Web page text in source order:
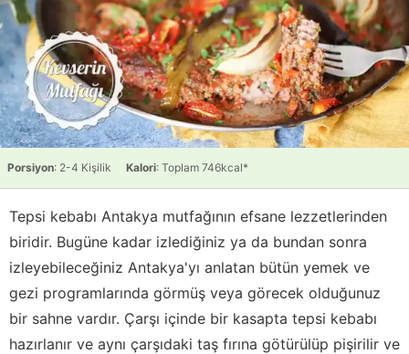
Porsiyon: 2-4 Kişilik Kalori: Toplam 746kcal*
Tepsi kebabı Antakya mutfağının efsane lezzetlerinden
biridir. Bugüne kadar izlediğiniz ya da bundan sonra
izleyebileceğiniz Antakya'yı anlatan bütün yemek ve
gezi programlarında görmüş veya görecek olduğunuz
bir sahne vardır. Çarşı içinde bir kasapta tepsi kebabı
hazırlanır ve aynı çarşıdaki taş fırına götürülüp pişirilir ve